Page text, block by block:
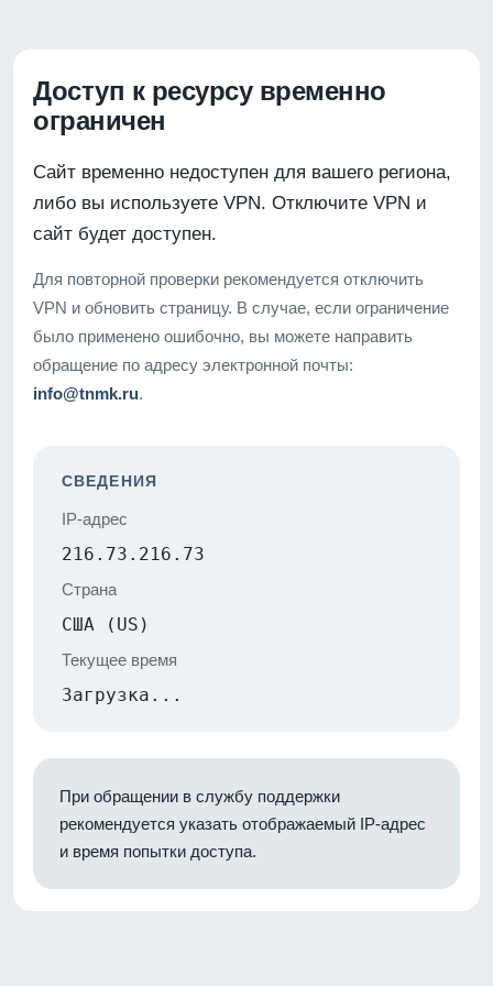
Доступ к ресурсу временно
ограничен
Сайт временно недоступен для вашего региона,
либо вы используете VPN. Отключите VPN и
сайт будет доступен.
Для повторной проверки рекомендуется отключить
VPN и обновить страницу. В случае, если ограничение
было применено ошибочно, вы можете направить
обращение по адресу электронной почты:
info@tnmk.ru.
СВЕДЕНИЯ
IP-адрес
216.73.216.73
Страна
США (US)
Текущее время
Загрузка...
При обращении в службу поддержки
рекомендуется указать отображаемый IP-адрес
и время попытки доступа.